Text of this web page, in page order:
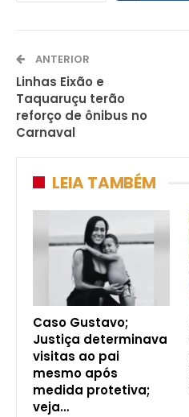
ANTERIOR
Linhas Eixão e
Taquaruçu terão
reforço de ônibus no
Carnaval
LEIA TAMBÉM
Caso Gustavo;
Justiça determinava
visitas ao pai
mesmo após
medida protetiva;
veja…